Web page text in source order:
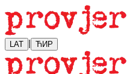
LAT | ЋИР